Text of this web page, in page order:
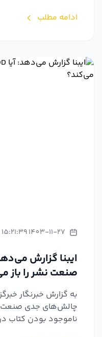
ادامه مطلب
1403-11-27 15:21:39
صنعت نشر را باز
به گزارش خبرنگار
چالش‌های جدی صنعت
ناموجود بودن کتاب